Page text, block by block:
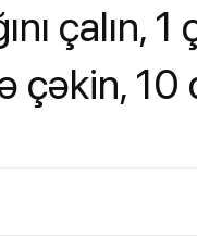
çalın,
çəkin,